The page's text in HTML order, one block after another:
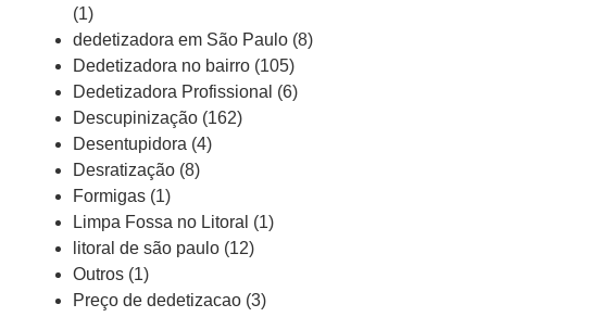
(1)
dedetizadora em São Paulo (8)
Dedetizadora no bairro (105)
Dedetizadora Profissional (6)
Descupinização (162)
Desentupidora (4)
Desratização (8)
Formigas (1)
Limpa Fossa no Litoral (1)
litoral de são paulo (12)
Outros (1)
Preço de dedetizacao (3)